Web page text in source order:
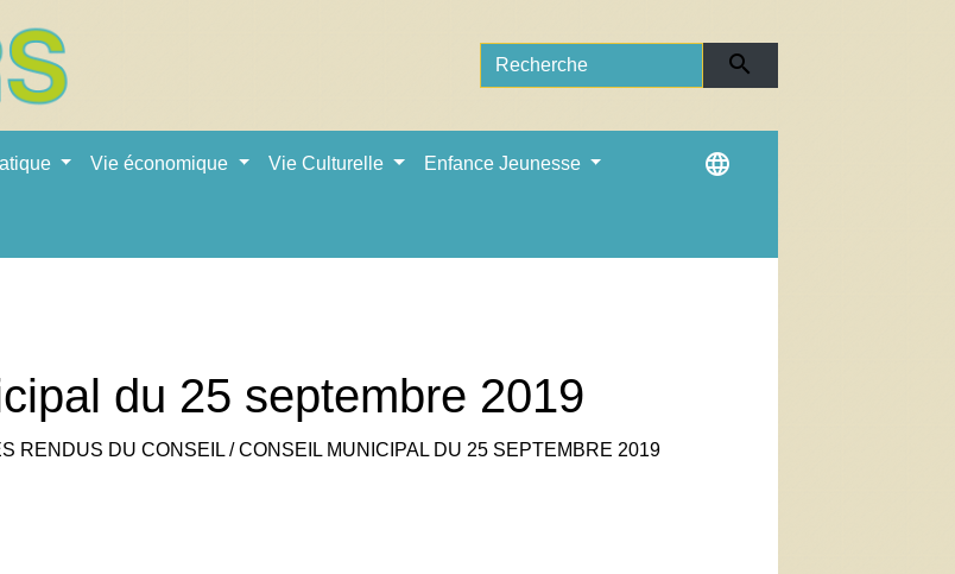
search
Vie économique Vie Culturelle Enfance Jeunesse language
du 25 septembre 2019
RENDUS DU CONSEIL /CONSEIL MUNICIPAL DU 25 SEPTEMBRE 2019